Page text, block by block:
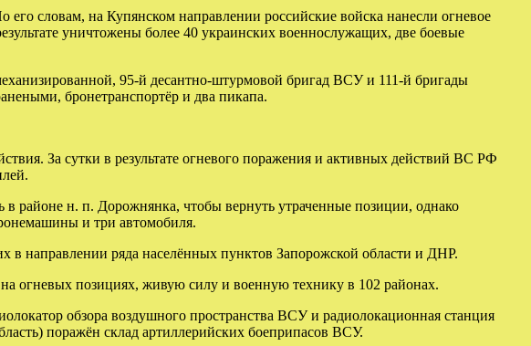
словам, на Купянском направлении российские войска нанесли огневое
уничтожены более 40 украинских военнослужащих, две боевые
95-й десантно-штурмовой бригад ВСУ и 111-й бригады
бронетранспортёр и два пикапа.
За сутки в результате огневого поражения и активных действий ВС РФ
н. п. Дорожнянка, чтобы вернуть утраченные позиции, однако
и три автомобиля.
в направлении ряда населённых пунктов Запорожской области и ДНР.
огневых позициях, живую силу и военную технику в 102 районах.
обзора воздушного пространства ВСУ и радиолокационная станция
поражён склад артиллерийских боеприпасов ВСУ.